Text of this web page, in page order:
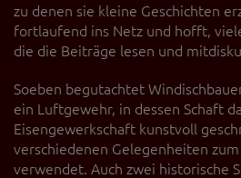
zu denen sie kleine Geschichten
fortlaufend ins Netz und hofft,
die die Beiträge lesen und
Soeben begutachtet
ein Luftgewehr, in dessen Schaft
Eisengewerkschaft kunstvoll
verschiedenen Gelegenheiten
verwendet. Auch zwei historische